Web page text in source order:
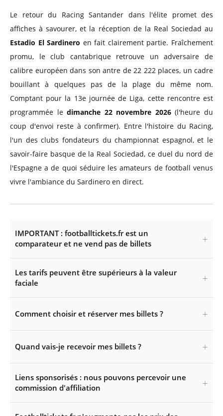
Le retour du Racing Santander dans l'élite promet des
affiches à savourer, et la réception de la Real Sociedad au
Estadio El Sardinero en fait clairement partie. Fraîchement
promu, le club cantabrique retrouve un adversaire de
calibre européen dans son antre de 22 222 places, un cadre
bouillant à quelques pas de la plage du même nom.
Comptant pour la 13e journée de Liga, cette rencontre est
programmée ledimanche 22 novembre 2026(l'heure du
coup d'envoi reste à confirmer). Entre l'histoire du Racing,
l'un des clubs fondateurs du championnat espagnol, et le
savoir-faire basque de la Real Sociedad, ce duel du nord de
l'Espagne a de quoi séduire les amateurs de football venus
vivre l'ambiance du Sardinero en direct.
IMPORTANT : footballtickets.fr est un
comparateur et ne vend pas de billets
Les tarifs peuvent être supérieurs à la valeur
faciale
Comment choisir et réserver mes billets ?
Quand vais-je recevoir mes billets ?
Liens sponsorisés : nous pouvons percevoir une
commission d'affiliation